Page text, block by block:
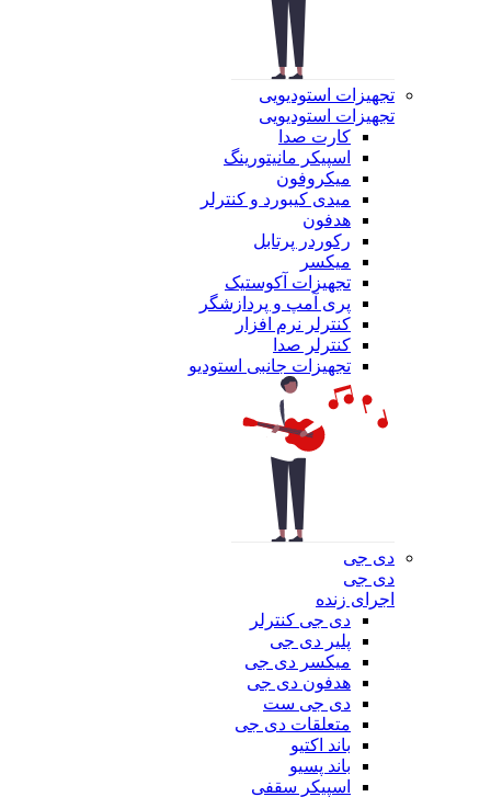
تجهیزات استودیویی
تجهیزات استودیویی
کارت صدا
اسپیکر مانیتورینگ
میکروفون
میدی کیبورد و کنترلر
هدفون
رکوردر پرتابل
میکسر
تجهیزات آکوستیک
پری آمپ و پردازشگر
کنترلر نرم افزار
کنترلر صدا
تجهیزات جانبی استودیو
دی جی
دی جی
اجرای زنده
دی جی کنترلر
پلیر دی جی
میکسر دی جی
هدفون دی جی
دی جی ست
متعلقات دی جی
باند اکتیو
باند پسیو
اسپیکر سقفی